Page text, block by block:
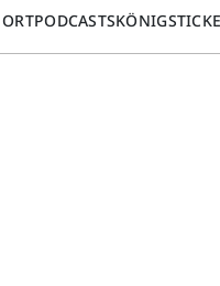
PODCASTS